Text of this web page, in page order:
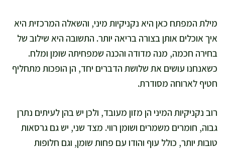
מילת המפתח כאן היא נקניקיות מיני, והשאלה המרכזית היא
איך אוכלים אותן בצורה בריאה יותר. התשובה היא שילוב של
בחירה חכמה, מנה מדודה והכנה שמפחיתה שומן ומלח.
כשאנחנו עושים את שלושת הדברים יחד, הן הופכות מתחליף
חטיף לארוחה מסודרת.
רוב נקניקיות המיני הן מזון מעובד, ולכן יש בהן לעיתים נתרן
גבוה, חומרים משמרים ושומן רווי. מצד שני, יש גם גרסאות
טובות יותר, כולל עוף והודו עם פחות שומן, וגם חלופות